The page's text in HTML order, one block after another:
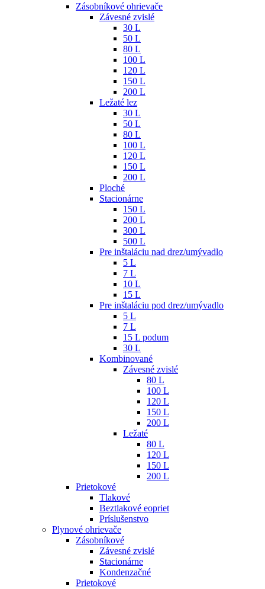
Zásobníkové ohrievače
Závesné zvislé
30 L
50 L
80 L
100 L
120 L
150 L
200 L
Ležaté lez
30 L
50 L
80 L
100 L
120 L
150 L
200 L
Ploché
Stacionárne
150 L
200 L
300 L
500 L
Pre inštaláciu nad drez/umývadlo
5 L
7 L
10 L
15 L
Pre inštaláciu pod drez/umývadlo
5 L
7 L
15 L podum
30 L
Kombinované
Závesné zvislé
80 L
100 L
120 L
150 L
200 L
Ležaté
80 L
120 L
150 L
200 L
Prietokové
Tlakové
Beztlakové eopriet
Príslušenstvo
Plynové ohrievače
Zásobníkové
Závesné zvislé
Stacionárne
Kondenzačné
Prietokové